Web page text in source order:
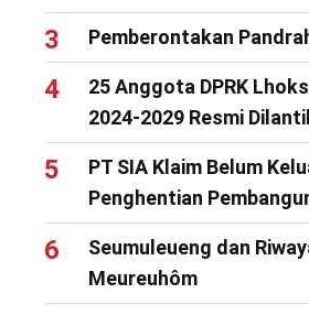
Pemberontakan
25 Anggota DPRK
2024-2029 Resmi
PT SIA Klaim Belum
Penghentian
Seumuleueng dan
Meureuhôm